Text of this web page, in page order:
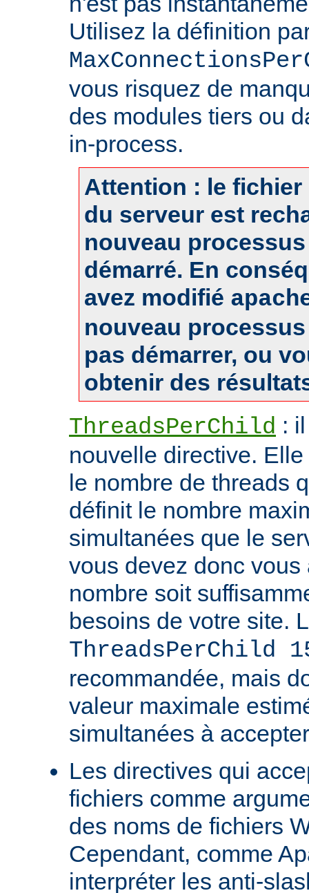
Utilisez la définition
vous risquez de
des modules tiers ou
in-process.
Attention : le
du serveur est
nouveau
démarré. En
avez modifié
nouveau
pas démarrer, ou
obtenir des
ThreadsPerChild :
nouvelle directive.
le nombre de threads
définit le nombre
simultanées que le
vous devez donc vous
nombre soit
besoins de votre site.
ThreadsPerChild
recommandée, mais
valeur maximale
simultanées à
Les directives qui
fichiers comme
des noms de fichiers
Cependant, comme
interpréter les anti-